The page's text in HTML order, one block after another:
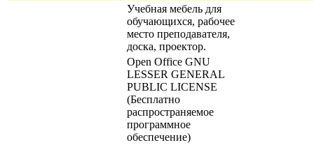
Учебная мебель для
обучающихся, рабочее
место преподавателя,
доска, проектор.
Оpen Office GNU
LESSER GENERAL
PUBLIC LICENSE
(Бесплатно
распространяемое
программное
обеспечение)